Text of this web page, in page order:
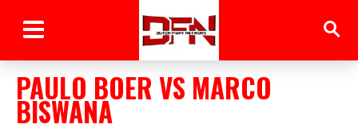
PAULO BOER VS MARCO
BISWANA